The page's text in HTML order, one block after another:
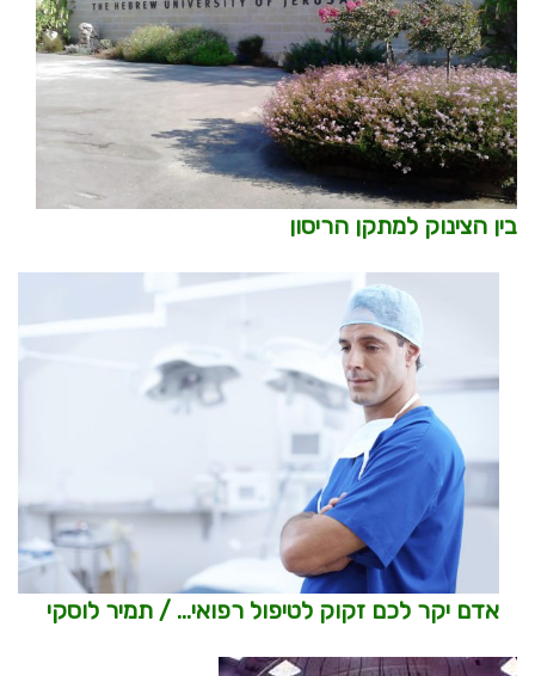
בין הצינוק למתקן הריסון
אדם יקר לכם זקוק לטיפול רפואי… / תמיר לוסקי